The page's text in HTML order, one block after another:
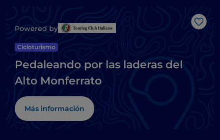
Me
Powered by
Cicloturismo
Pedaleando por las laderas del
Alto Monferrato
Más información